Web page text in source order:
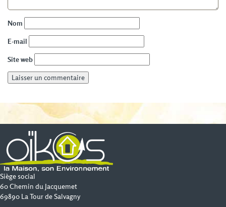
Nom
E-mail
Site web
Siège social
60 Chemin du Jacquemet
69890 La Tour de Salvagny